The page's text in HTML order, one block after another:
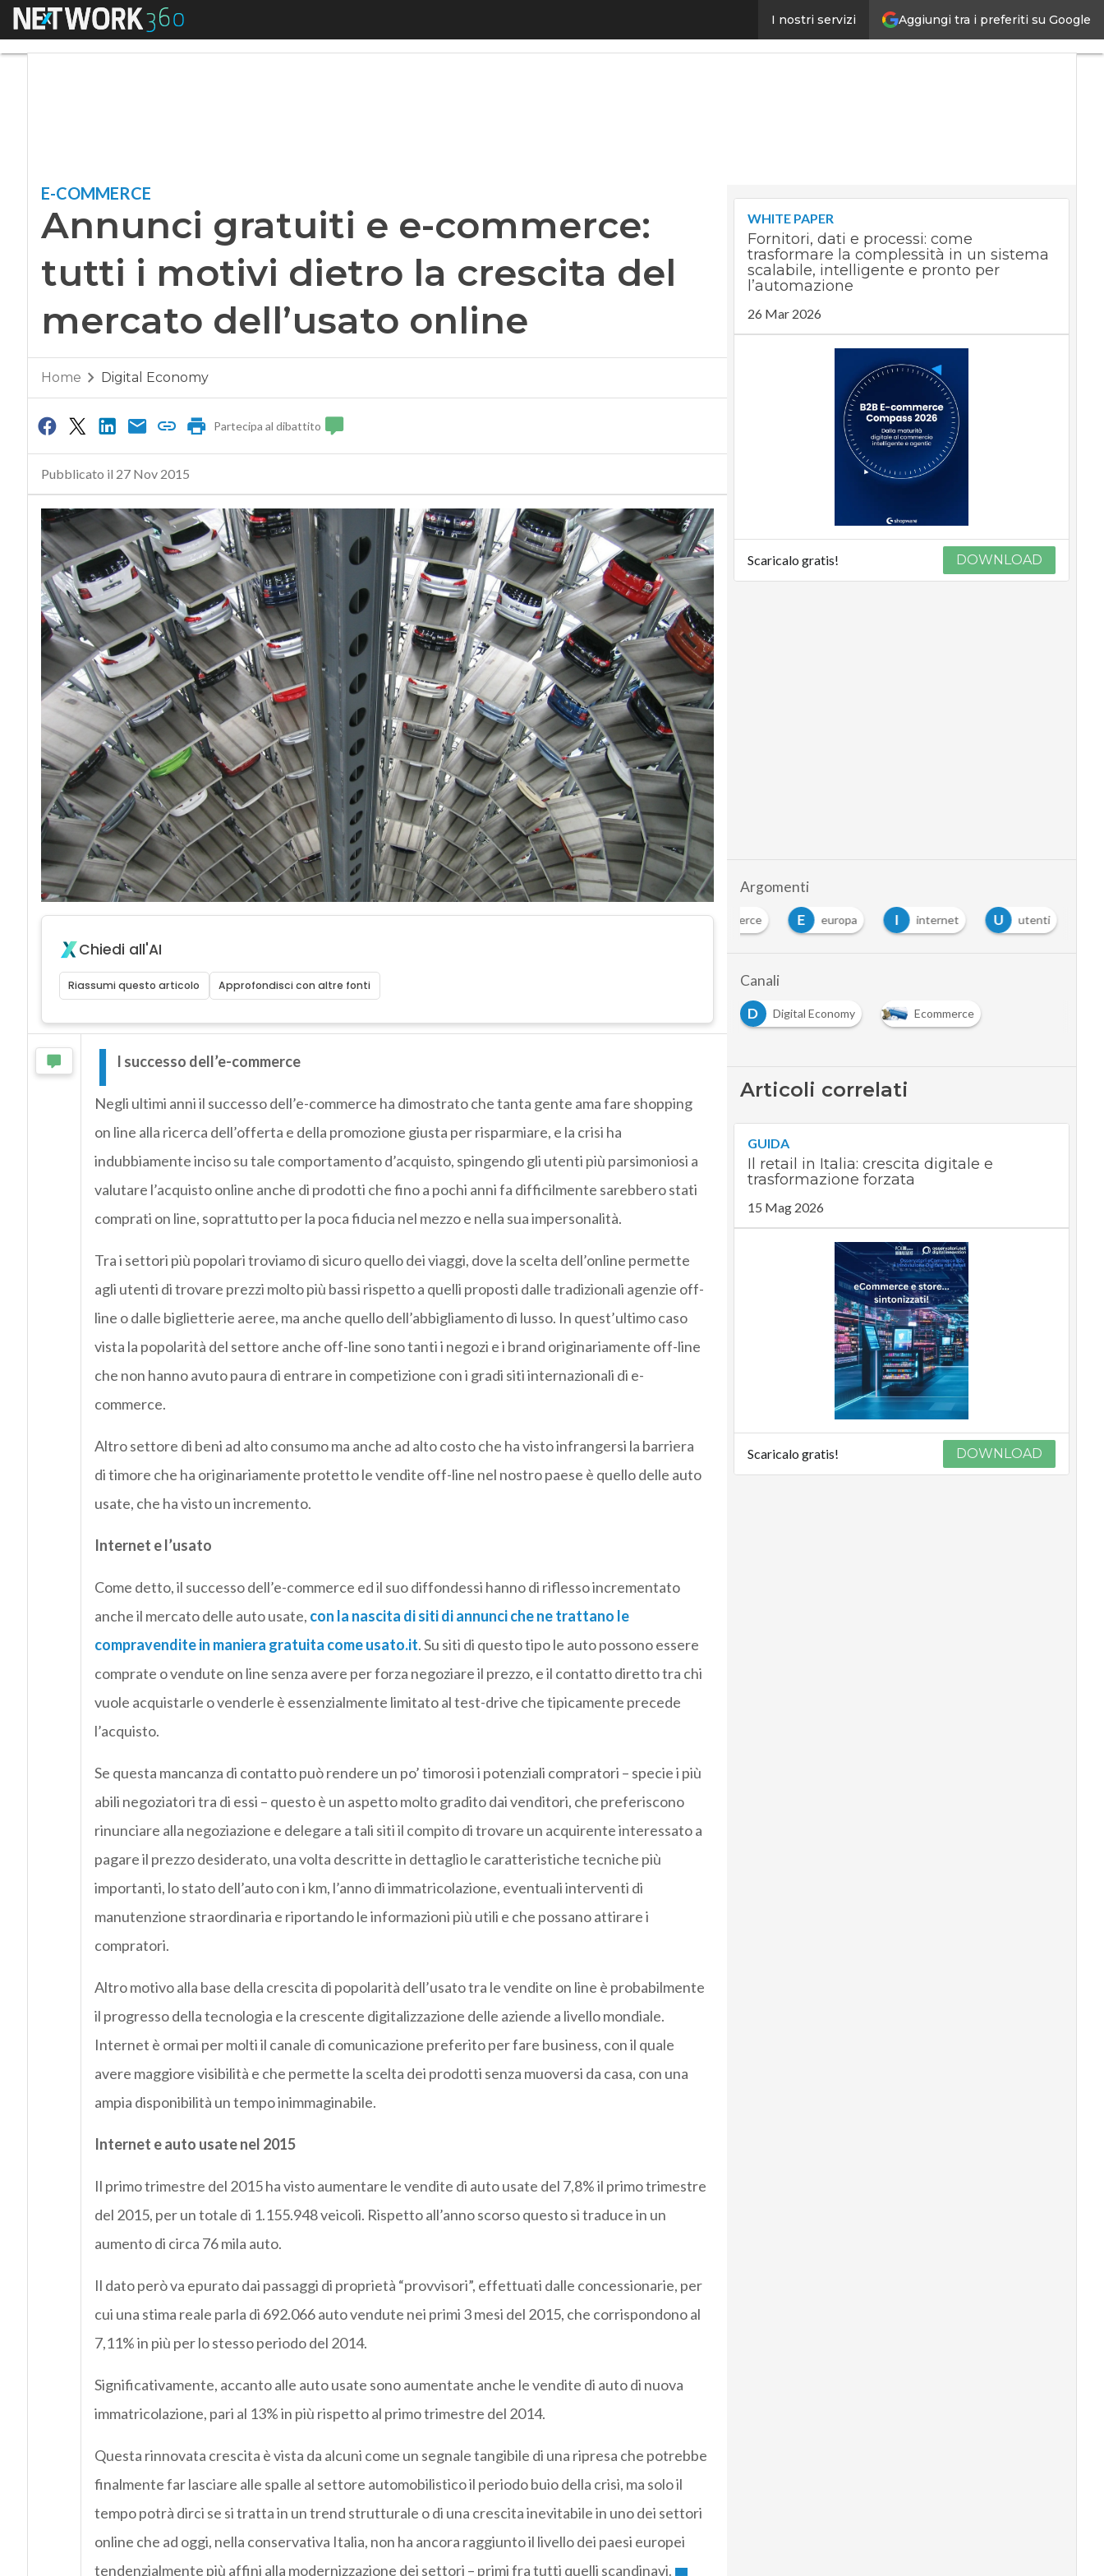
Aggiungi tra i preferiti su Google
I nostri servizi
Menu Annunci gratuiti e e-commerce: tutti i motivi dietro la crescita del mercato dell’usato onlineUltimi
articoli
Digital
artificiale
Videointerviste
Le
Podcast
Privacy
E-COMMERCE
Annunci gratuiti e e-commerce:
tutti i motivi dietro la crescita del
mercato dell’usato online
Home Digital Economy
Partecipa al dibattito
Pubblicato il 27 Nov 2015
Chiedi all'AI
Riassumi questo articolo Approfondisci con altre fonti
I l successo dell’e-commerce
Negli ultimi anni il successo dell’e-commerce ha dimostrato che tanta gente ama fare shopping
on line alla ricerca dell’offerta e della promozione giusta per risparmiare, e la crisi ha
indubbiamente inciso su tale comportamento d’acquisto, spingendo gli utenti più parsimoniosi a
valutare l’acquisto online anche di prodotti che fino a pochi anni fa difficilmente sarebbero stati
comprati on line, soprattutto per la poca fiducia nel mezzo e nella sua impersonalità.
Tra i settori più popolari troviamo di sicuro quello dei viaggi, dove la scelta dell’online permette
agli utenti di trovare prezzi molto più bassi rispetto a quelli proposti dalle tradizionali agenzie off-
line o dalle biglietterie aeree, ma anche quello dell’abbigliamento di lusso. In quest’ultimo caso
vista la popolarità del settore anche off-line sono tanti i negozi e i brand originariamente off-line
che non hanno avuto paura di entrare in competizione con i gradi siti internazionali di e-
commerce.
Altro settore di beni ad alto consumo ma anche ad alto costo che ha visto infrangersi la barriera
di timore che ha originariamente protetto le vendite off-line nel nostro paese è quello delle auto
usate, che ha visto un incremento.
Internet e l’usato
Come detto, il successo dell’e-commerce ed il suo diffondessi hanno di riflesso incrementato
anche il mercato delle auto usate, con la nascita di siti di annunci che ne trattano le
compravendite in maniera gratuita come usato.it. Su siti di questo tipo le auto possono essere
comprate o vendute on line senza avere per forza negoziare il prezzo, e il contatto diretto tra chi
vuole acquistarle o venderle è essenzialmente limitato al test-drive che tipicamente precede
l’acquisto.
Se questa mancanza di contatto può rendere un po’ timorosi i potenziali compratori – specie i più
abili negoziatori tra di essi – questo è un aspetto molto gradito dai venditori, che preferiscono
rinunciare alla negoziazione e delegare a tali siti il compito di trovare un acquirente interessato a
pagare il prezzo desiderato, una volta descritte in dettaglio le caratteristiche tecniche più
importanti, lo stato dell’auto con i km, l’anno di immatricolazione, eventuali interventi di
manutenzione straordinaria e riportando le informazioni più utili e che possano attirare i
compratori.
Altro motivo alla base della crescita di popolarità dell’usato tra le vendite on line è probabilmente
il progresso della tecnologia e la crescente digitalizzazione delle aziende a livello mondiale.
Internet è ormai per molti il canale di comunicazione preferito per fare business, con il quale
avere maggiore visibilità e che permette la scelta dei prodotti senza muoversi da casa, con una
ampia disponibilità un tempo inimmaginabile.
Internet e auto usate nel 2015
Il primo trimestre del 2015 ha visto aumentare le vendite di auto usate del 7,8% il primo trimestre
del 2015, per un totale di 1.155.948 veicoli. Rispetto all’anno scorso questo si traduce in un
aumento di circa 76 mila auto.
Il dato però va epurato dai passaggi di proprietà “provvisori”, effettuati dalle concessionarie, per
cui una stima reale parla di 692.066 auto vendute nei primi 3 mesi del 2015, che corrispondono al
7,11% in più per lo stesso periodo del 2014.
Significativamente, accanto alle auto usate sono aumentate anche le vendite di auto di nuova
immatricolazione, pari al 13% in più rispetto al primo trimestre del 2014.
Questa rinnovata crescita è vista da alcuni come un segnale tangibile di una ripresa che potrebbe
finalmente far lasciare alle spalle al settore automobilistico il periodo buio della crisi, ma solo il
tempo potrà dirci se si tratta in un trend strutturale o di una crescita inevitabile in uno dei settori
online che ad oggi, nella conservativa Italia, non ha ancora raggiunto il livello dei paesi europei
tendenzialmente più affini alla modernizzazione dei settori – primi fra tutti quelli scandinavi.
WHITE PAPER
Fornitori, dati e processi: come
trasformare la complessità in un sistema
scalabile, intelligente e pronto per
l’automazione
26 Mar 2026
Scaricalo gratis! DOWNLOAD
Argomenti
E
e-commerce E europa I internet U utenti
Canali
D
Digital Economy Ecommerce
Articoli correlati
GUIDA
Il retail in Italia: crescita digitale e
trasformazione forzata
15 Mag 2026
Scaricalo gratis! DOWNLOAD